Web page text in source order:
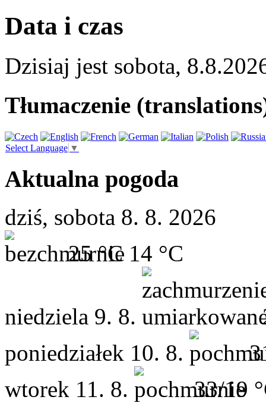
Data i czas
Dzisiaj jest sobota,
Tłumaczenie
Select Language ▼
Aktualna pogoda
dziś, sobota 8. 8. 2026
25 °C 14 °C
niedziela 9. 8.
poniedziałek 10. 8.
wtorek 11. 8. 33/19